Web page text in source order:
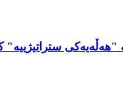
"هەڵەیەکی